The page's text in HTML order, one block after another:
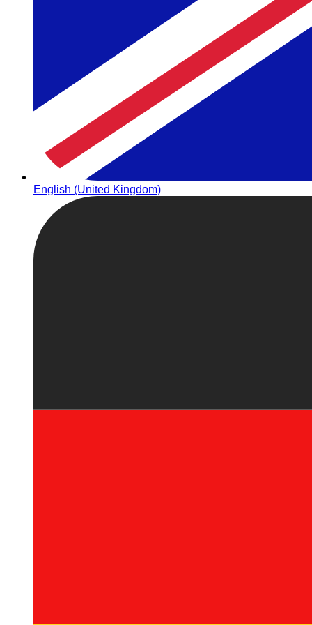
English (United Kingdom)